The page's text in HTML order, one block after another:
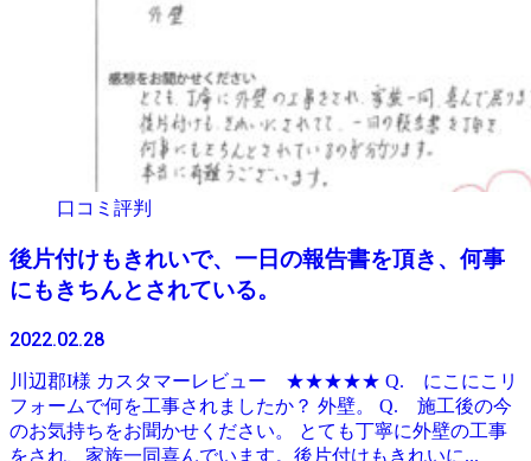
口コミ評判
後片付けもきれいで、一日の報告書を頂き、何事
にもきちんとされている。
2022.02.28
川辺郡I様 カスタマーレビュー ★★★★★ Q. にこにこリ
フォームで何を工事されましたか？ 外壁。 Q. 施工後の今
のお気持ちをお聞かせください。 とても丁寧に外壁の工事
をされ、家族一同喜んでいます。後片付けもきれいに...